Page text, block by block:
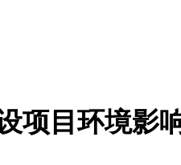
项目环境影